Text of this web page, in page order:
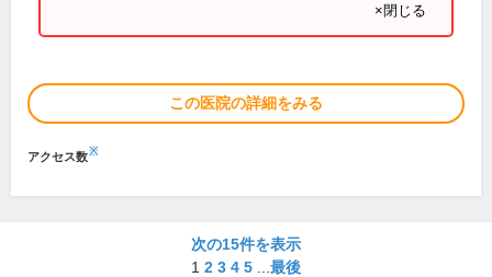
×閉じる
この医院の詳細をみる
アクセス数※
次の15件を表示
1 2 3 4 5
最後